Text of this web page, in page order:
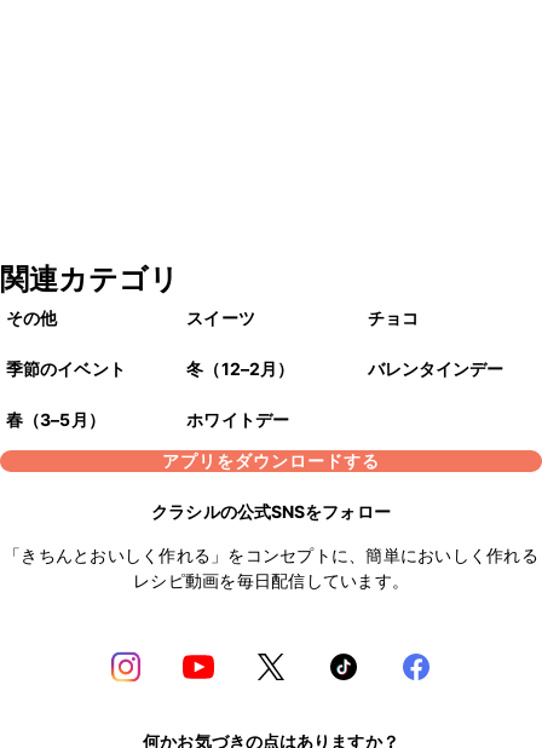
関連カテゴリ
その他 スイーツ チョコ
季節のイベント 冬（12–2月） バレンタインデー
春（3–5月）
ホワイトデー
アプリをダウンロードする
クラシルの公式SNSをフォロー
「きちんとおいしく作れる」をコンセプトに、簡単においしく作れる
レシピ動画を毎日配信しています。
何かお気づきの点はありますか？